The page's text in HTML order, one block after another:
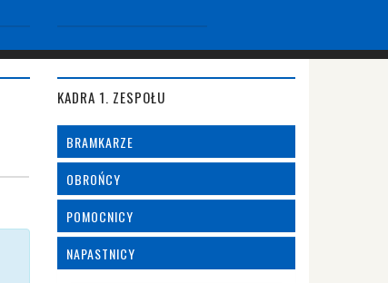
KADRA 1. ZESPOŁU
BRAMKARZE
OBROŃCY
POMOCNICY
NAPASTNICY